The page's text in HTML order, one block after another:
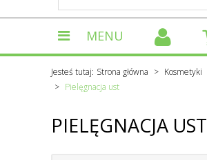
MENU
Jesteś tutaj: Strona główna Kosmetyki
Pielęgnacja ust
PIELĘGNACJA UST